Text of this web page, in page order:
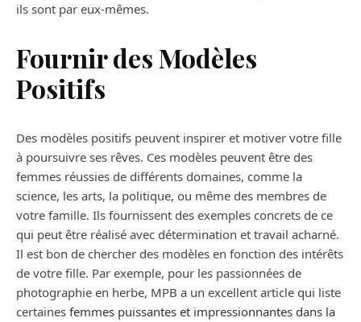
ils sont par eux-mêmes.
Fournir des Modèles
Positifs
Des modèles positifs peuvent inspirer et motiver votre fille
à poursuivre ses rêves. Ces modèles peuvent être des
femmes réussies de différents domaines, comme la
science, les arts, la politique, ou même des membres de
votre famille. Ils fournissent des exemples concrets de ce
qui peut être réalisé avec détermination et travail acharné.
Il est bon de chercher des modèles en fonction des intérêts
de votre fille. Par exemple, pour les passionnées de
photographie en herbe, MPB a un excellent article qui liste
certaines femmes puissantes et impressionnantes dans la